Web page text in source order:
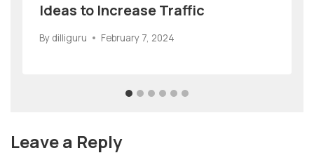
Ideas to Increase Traffic
By dilliguru February 7, 2024
Leave a Reply